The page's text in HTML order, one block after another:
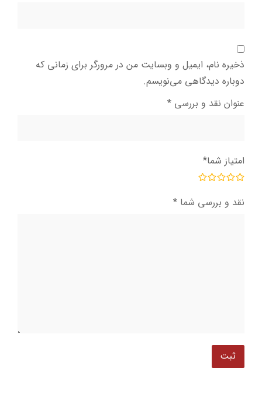
ذخیره نام، ایمیل و وبسایت من در مرورگر برای زمانی که
دوباره دیدگاهی می‌نویسم.
عنوان نقد و بررسی *
امتیاز شما*
نقد و بررسی شما *